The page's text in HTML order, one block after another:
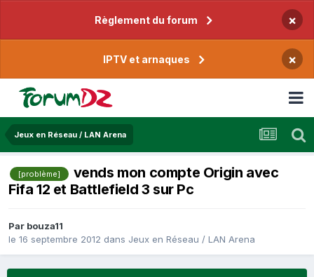
Règlement du forum ×
IPTV et arnaques ×
Jeux en Réseau / LAN Arena
[problème]
vends mon compte Origin avec
Fifa 12 et Battlefield 3 sur Pc
Par bouza11
le 16 septembre 2012 dans Jeux en Réseau / LAN Arena